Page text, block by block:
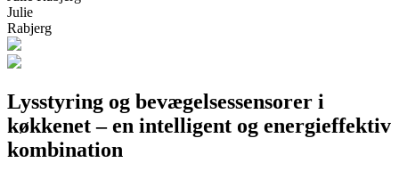
Julie
Rabjerg
Lysstyring og bevægelsessensorer i
køkkenet – en intelligent og energieffektiv
kombination